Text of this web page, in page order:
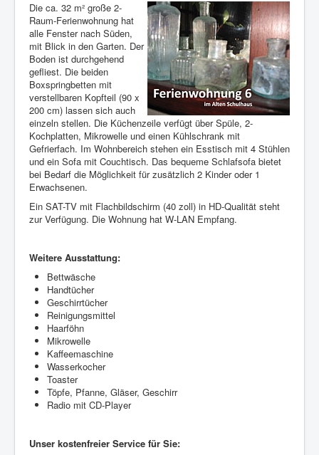
Die ca. 32 m² große 2-
Raum-Ferienwohnung hat
alle Fenster nach Süden,
mit Blick in den Garten. Der
Boden ist durchgehend
gefliest. Die beiden
Boxspringbetten mit
verstellbaren Kopfteil (90 x
200 cm) lassen sich auch
einzeln stellen. Die Küchenzeile verfügt über Spüle, 2-
Kochplatten, Mikrowelle und einen Kühlschrank mit
Gefrierfach. Im Wohnbereich stehen ein Esstisch mit 4 Stühlen
und ein Sofa mit Couchtisch. Das bequeme Schlafsofa bietet
bei Bedarf die Möglichkeit für zusätzlich 2 Kinder oder 1
Erwachsenen.
Ein SAT-TV mit Flachbildschirm (40 zoll) in HD-Qualität steht
zur Verfügung. Die Wohnung hat W-LAN Empfang.
Weitere Ausstattung:
Bettwäsche
Handtücher
Geschirrtücher
Reinigungsmittel
Haarföhn
Mikrowelle
Kaffeemaschine
Wasserkocher
Toaster
Töpfe, Pfanne, Gläser, Geschirr
Radio mit CD-Player
Unser kostenfreier Service für Sie: